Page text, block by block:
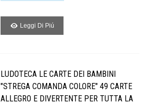
Leggi Di Piú
LUDOTECA LE CARTE DEI BAMBINI
"STREGA COMANDA COLORE" 49 CARTE
ALLEGRO E DIVERTENTE PER TUTTA LA